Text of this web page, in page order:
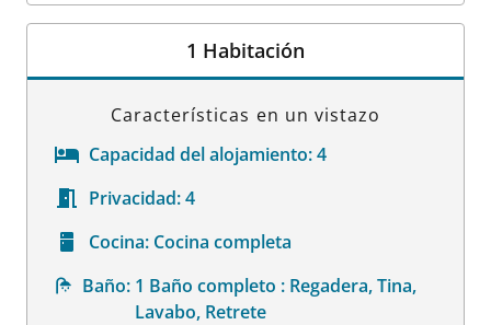
Datos de la habitación
1 Habitación
Características en un vistazo
Capacidad del alojamiento:4
Privacidad:4
Cocina: Cocina completa
Baño: 1 Baño completo : Regadera, Tina,
Lavabo, Retrete